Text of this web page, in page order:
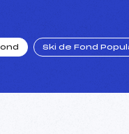
Ski de Fond